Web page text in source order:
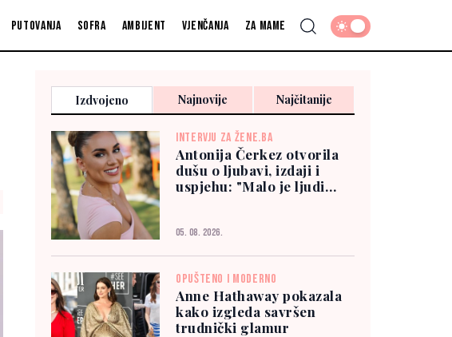
Putovanja Sofra Ambijent Vjenčanja Za mame
Izdvojeno Najnovije Najčitanije
INTERVJU ZA ŽENE.BA
Antonija Čerkez otvorila
dušu o ljubavi, izdaji i
uspjehu: "Malo je ljudi
05. 08. 2026.
OPUŠTENO I MODERNO
Anne Hathaway pokazala
kako izgleda savršen
trudnički glamur